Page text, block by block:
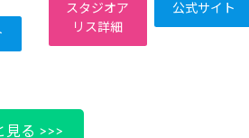
スタジオア
リス詳細
公式サイト
見る >>>